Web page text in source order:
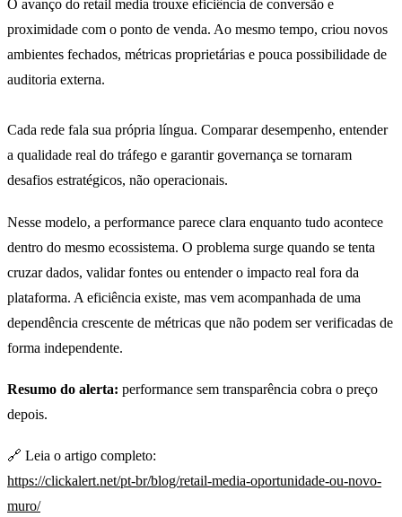
O avanço do retail media trouxe eficiência de conversão e
proximidade com o ponto de venda. Ao mesmo tempo, criou novos
ambientes fechados, métricas proprietárias e pouca possibilidade de
auditoria externa.
Cada rede fala sua própria língua. Comparar desempenho, entender
a qualidade real do tráfego e garantir governança se tornaram
desafios estratégicos, não operacionais.
Nesse modelo, a performance parece clara enquanto tudo acontece
dentro do mesmo ecossistema. O problema surge quando se tenta
cruzar dados, validar fontes ou entender o impacto real fora da
plataforma. A eficiência existe, mas vem acompanhada de uma
dependência crescente de métricas que não podem ser verificadas de
forma independente.
Resumo do alerta: performance sem transparência cobra o preço
depois.
🔗 Leia o artigo completo:
https://clickalert.net/pt-br/blog/retail-media-oportunidade-ou-novo-
muro/